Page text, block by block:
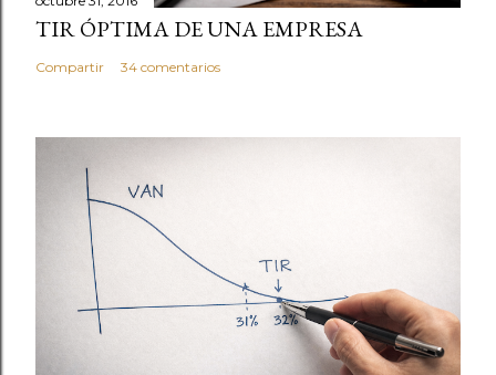
TIR ÓPTIMA DE UNA EMPRESA
Compartir 34 comentarios